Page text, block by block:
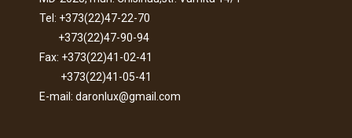
Tel: +373(22)47-22-70
+373(22)47-90-94
Fax: +373(22)41-02-41
+373(22)41-05-41
E-mail: daronlux@gmail.com